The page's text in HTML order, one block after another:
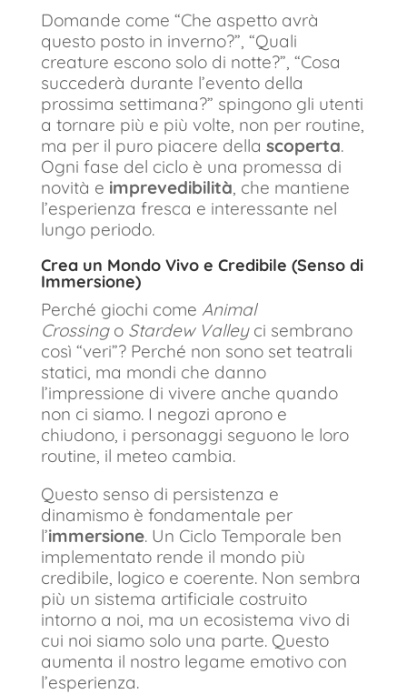
Domande come “Che aspetto avrà
questo posto in inverno?”, “Quali
creature escono solo di notte?”, “Cosa
succederà durante l’evento della
prossima settimana?” spingono gli utenti
a tornare più e più volte, non per routine,
ma per il puro piacere della scoperta.
Ogni fase del ciclo è una promessa di
novità e imprevedibilità , che mantiene
l’esperienza fresca e interessante nel
lungo periodo.
Crea un Mondo Vivo e Credibile (Senso di
Immersione)
Perché giochi come Animal
Crossingo Stardew Valleyci sembrano
così “veri”? Perché non sono set teatrali
statici, ma mondi che danno
l’impressione di vivere anche quando
non ci siamo. I negozi aprono e
chiudono, i personaggi seguono le loro
routine, il meteo cambia.
Questo senso di persistenza e
dinamismo è fondamentale per
l’immersione. Un Ciclo Temporale ben
implementato rende il mondo più
credibile, logico e coerente. Non sembra
più un sistema artificiale costruito
intorno a noi, ma un ecosistema vivo di
cui noi siamo solo una parte. Questo
aumenta il nostro legame emotivo con
l’esperienza.